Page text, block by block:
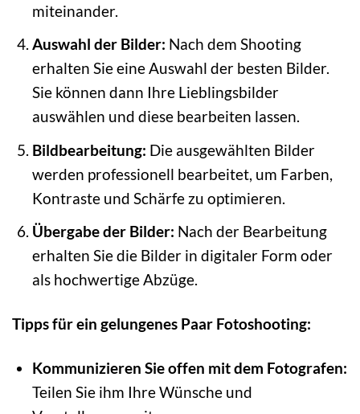
miteinander.
Auswahl der Bilder: Nach dem Shooting
erhalten Sie eine Auswahl der besten Bilder.
Sie können dann Ihre Lieblingsbilder
auswählen und diese bearbeiten lassen.
Bildbearbeitung: Die ausgewählten Bilder
werden professionell bearbeitet, um Farben,
Kontraste und Schärfe zu optimieren.
Übergabe der Bilder: Nach der Bearbeitung
erhalten Sie die Bilder in digitaler Form oder
als hochwertige Abzüge.
Tipps für ein gelungenes Paar Fotoshooting:
Kommunizieren Sie offen mit dem Fotografen:
Teilen Sie ihm Ihre Wünsche und